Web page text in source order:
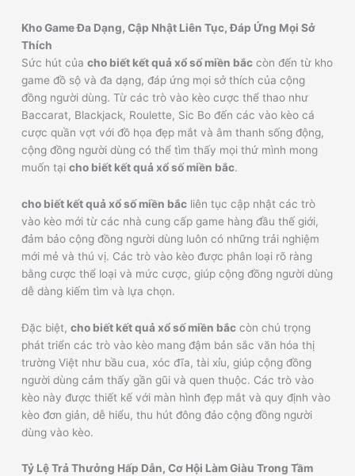
Kho Game Đa Dạng, Cập Nhật Liên Tục, Đáp Ứng Mọi Sở
Thích
Sức hút củacho biết kết quả xổ số miền bắc còn đến từ kho
game đồ sộ và đa dạng, đáp ứng mọi sở thích của cộng
đồng người dùng. Từ các trò vào kèo cược thể thao như
Baccarat, Blackjack, Roulette, Sic Bo đến các vào kèo cá
cược quần vợt với đồ họa đẹp mắt và âm thanh sống động,
cộng đồng người dùng có thể tìm thấy mọi thứ mình mong
muốn tạicho biết kết quả xổ số miền bắc.
cho biết kết quả xổ số miền bắc liên tục cập nhật các trò
vào kèo mới từ các nhà cung cấp game hàng đầu thế giới,
đảm bảo cộng đồng người dùng luôn có những trải nghiệm
mới mẻ và thú vị. Các trò vào kèo được phân loại rõ ràng
bằng cược thể loại và mức cược, giúp cộng đồng người dùng
dễ dàng kiếm tìm và lựa chọn.
Đặc biệt,cho biết kết quả xổ số miền bắc còn chú trọng
phát triển các trò vào kèo mang đậm bản sắc văn hóa thị
trường Việt như bầu cua, xóc đĩa, tài xỉu, giúp cộng đồng
người dùng cảm thấy gần gũi và quen thuộc. Các trò vào
kèo này được thiết kế với màn hình đẹp mắt và quy định vào
kèo đơn giản, dễ hiểu, thu hút đông đảo cộng đồng người
dùng vào kèo.
Tỷ Lệ Trả Thưởng Hấp Dẫn, Cơ Hội Làm Giàu Trong Tầm